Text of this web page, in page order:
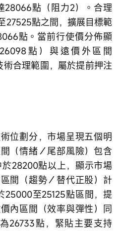
28066點（阻力2）。合理
27525點之間，擴展目標範
點。當前行使價分佈顯
點）與遠價外區間
術合理範圍，屬於提前押注
位劃分，市場呈現五個明
（情緒／尾部風險）包含
28200點以上，顯示市場
間（趨勢／替代正股）計
25000至25125點區間，提
內區間（效率與彈性）同
26733點，緊貼主要支持